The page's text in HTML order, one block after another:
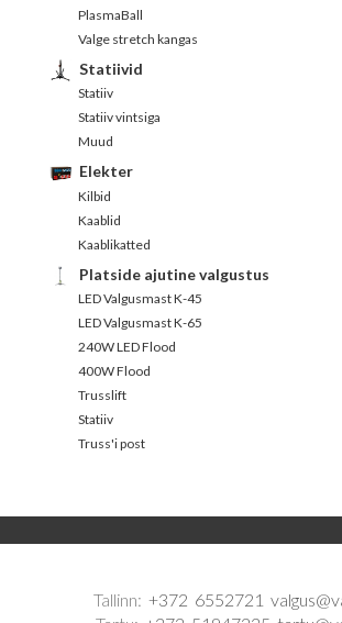
PlasmaBall
Valge stretch kangas
Statiivid
Statiiv
Statiiv vintsiga
Muud
Elekter
Kilbid
Kaablid
Kaablikatted
Platside ajutine valgustus
LED Valgusmast K-45
LED Valgusmast K-65
240W LED Flood
400W Flood
Trusslift
Statiiv
Truss'i post
Tallinn: +372 6552721